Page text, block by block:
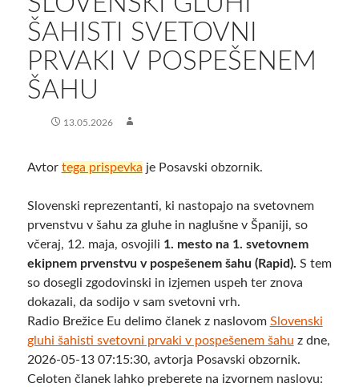
ŠAHISTI SVETOVNI
PRVAKI V POSPEŠENEM
ŠAHU
13.05.2026
Avtor tega prispevka je Posavski obzornik.
Slovenski reprezentanti, ki nastopajo na svetovnem
prvenstvu v šahu za gluhe in naglušne v Španiji, so
včeraj, 12. maja, osvojili 1. mesto na 1. svetovnem
ekipnem prvenstvu v pospešenem šahu (Rapid). S tem
so dosegli zgodovinski in izjemen uspeh ter znova
dokazali, da sodijo v sam svetovni vrh.
Radio Brežice Eu delimo članek z naslovom Slovenski
gluhi šahisti svetovni prvaki v pospešenem šahu z dne,
2026-05-13 07:15:30, avtorja Posavski obzornik.
Celoten članek lahko preberete na izvornem naslovu: